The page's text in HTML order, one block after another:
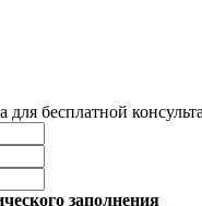
бесплатной
заполнения